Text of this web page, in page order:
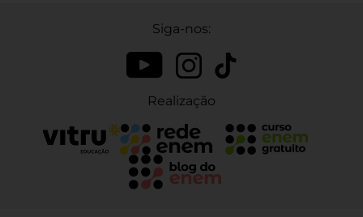
Siga-nos:
Realização